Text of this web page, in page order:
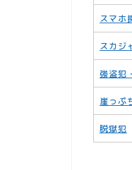
スマホ
スカジ
強盗犯
崖っぷ
脱獄犯